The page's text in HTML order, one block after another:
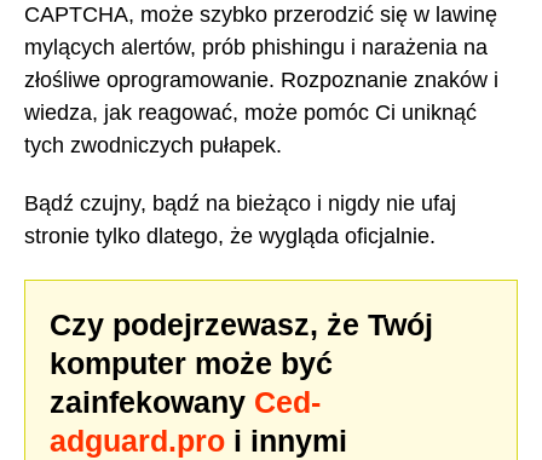
CAPTCHA, może szybko przerodzić się w lawinę
mylących alertów, prób phishingu i narażenia na
złośliwe oprogramowanie. Rozpoznanie znaków i
wiedza, jak reagować, może pomóc Ci uniknąć
tych zwodniczych pułapek.
Bądź czujny, bądź na bieżąco i nigdy nie ufaj
stronie tylko dlatego, że wygląda oficjalnie.
Czy podejrzewasz, że Twój
komputer może być
zainfekowany Ced-
adguard.pro i innymi